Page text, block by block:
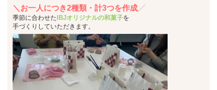
＼お一人につき2種類・計3つを作成 ╱
季節に合わせたIBJオリジナルの和菓子を
手づくりしていただきます。